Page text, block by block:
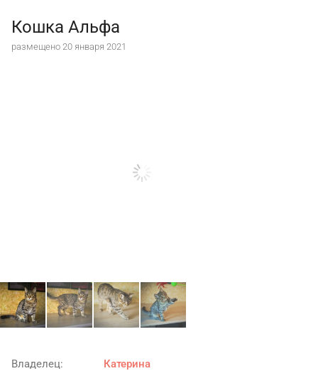
Кошка Альфа
размещено 20 января 2021
Владелец: Катерина